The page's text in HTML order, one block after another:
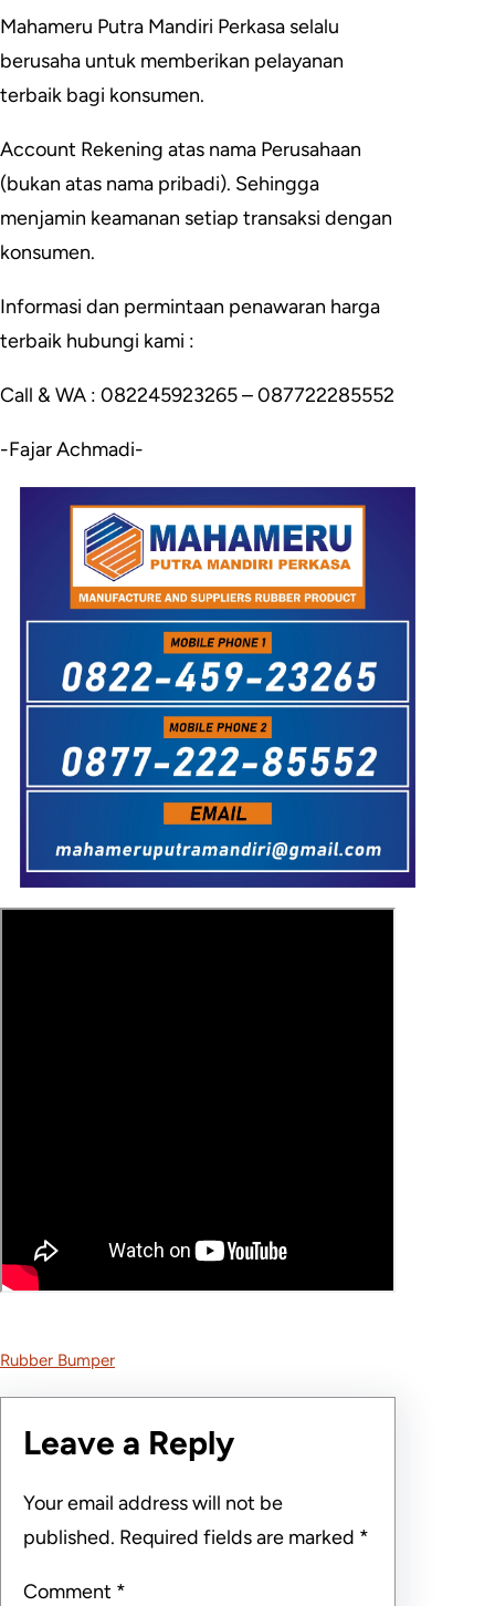
Mahameru Putra Mandiri Perkasa selalu
berusaha untuk memberikan pelayanan
terbaik bagi konsumen.
Account Rekening atas nama Perusahaan
(bukan atas nama pribadi). Sehingga
menjamin keamanan setiap transaksi dengan
konsumen.
Informasi dan permintaan penawaran harga
terbaik hubungi kami :
Call & WA : 082245923265 – 087722285552
-Fajar Achmadi-
Rubber Bumper
Leave a Reply
Your email address will not be
published. Required fields are marked *
Comment *